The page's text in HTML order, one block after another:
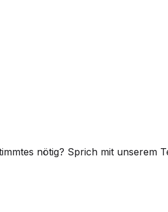
nötig? Sprich mit unserem